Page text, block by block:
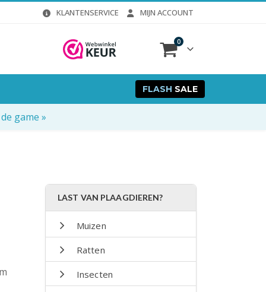
KLANTENSERVICE MIJN ACCOUNT
0
FLASH SALE
game »
LAST VAN PLAAGDIEREN?
Muizen
Ratten
Insecten